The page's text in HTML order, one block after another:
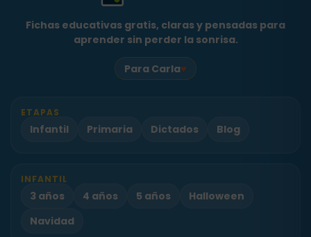
Fichas educativas gratis, claras y pensadas para
aprender sin perder la sonrisa.
Para Carla♥
ETAPAS
Infantil Primaria Dictados Blog
INFANTIL
3 años 4 años 5 años
Halloween
Navidad